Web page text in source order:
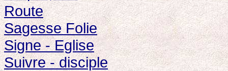
Route
Sagesse Folie
Signe - Eglise
Suivre - disciple